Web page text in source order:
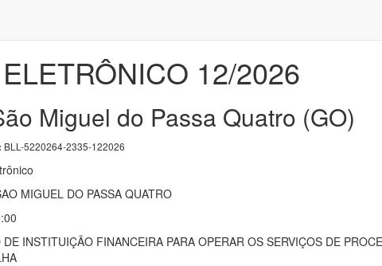
12/2026
Miguel do Passa Quatro (GO)
BLL-5220264-2335-122026
MIGUEL DO PASSA QUATRO
INSTITUIÇÃO FINANCEIRA PARA OPERAR OS SERVIÇOS DE